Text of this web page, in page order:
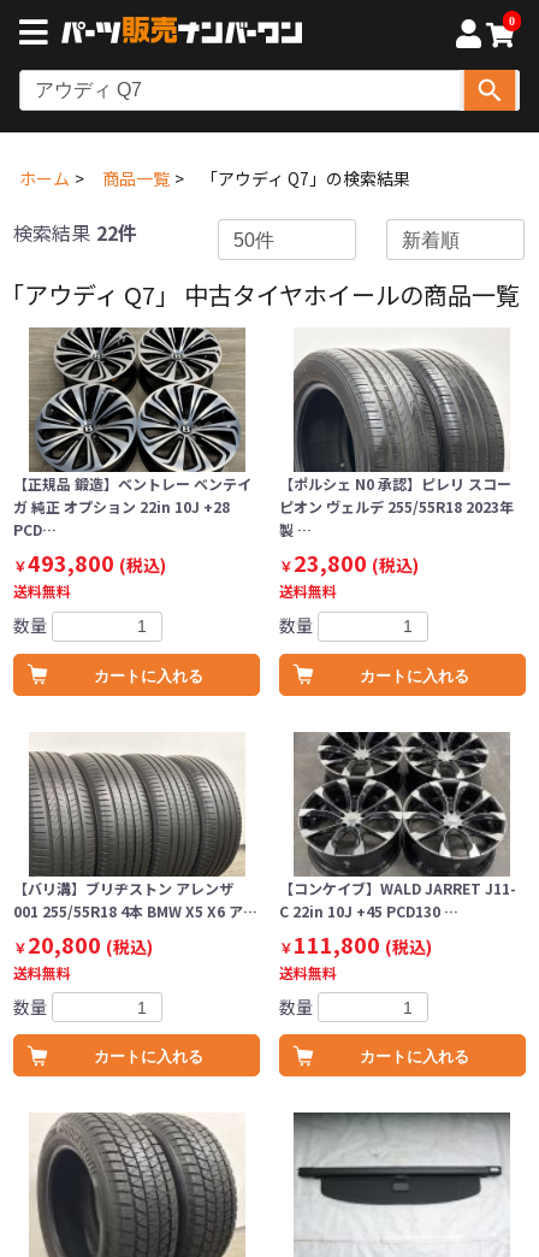
0
ホーム 商品一覧 「アウディ Q7」の検索結果
検索結果 22件
「アウディ Q7」 中古タイヤホイールの商品一覧
【正規品 鍛造】ベントレー ベンテイ
ガ 純正 オプション 22in 10J +28
PCD…
￥493,800 (税込)
送料無料
数量
カートに入れる
【ポルシェ N0 承認】ピレリ スコー
ピオン ヴェルデ 255/55R18 2023年
製 …
￥23,800 (税込)
送料無料
数量
カートに入れる
【バリ溝】ブリヂストン アレンザ
001 255/55R18 4本 BMW X5 X6 ア…
￥20,800 (税込)
送料無料
数量
カートに入れる
【コンケイブ】WALD JARRET J11-
C 22in 10J +45 PCD130 …
￥111,800 (税込)
送料無料
数量
カートに入れる